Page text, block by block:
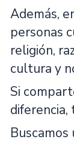
Además,
personas
religión,
cultura y
Si
diferencia,